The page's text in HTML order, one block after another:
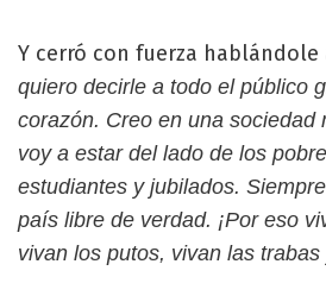
Y cerró con fuerza hablándole
quiero decirle a todo el público
corazón. Creo en una sociedad
voy a estar del lado de los
estudiantes y jubilados.
país libre de verdad. ¡Por eso
vivan los putos, vivan las trabas